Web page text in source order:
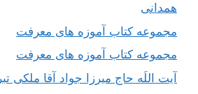
همدانی
مجموعه کتاب آموزه های معرفت
مجموعه کتاب آموزه های معرفت
آیت اللَه حاج میرزا جواد آقا ملکی